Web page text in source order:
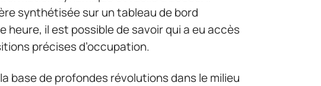
synthétisée sur un tableau de bord
heure, il est possible de savoir qui a eu accès
précises d’occupation.
base de profondes révolutions dans le milieu